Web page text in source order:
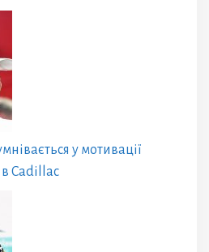
у мотивації
в Cadillac